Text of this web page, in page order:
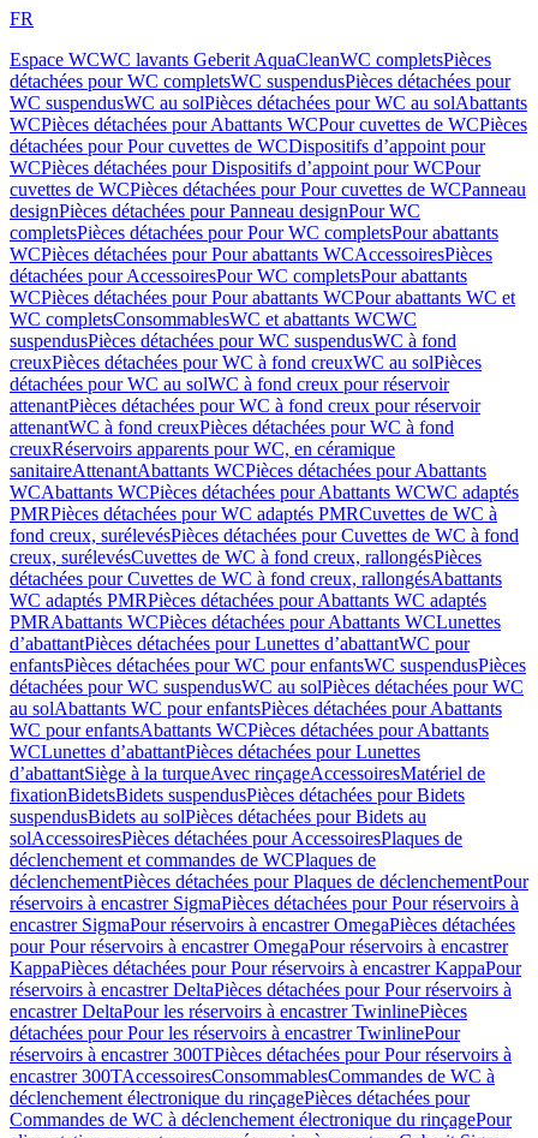
FR
Espace WCWC lavants Geberit AquaCleanWC completsPièces
détachées pour WC completsWC suspendusPièces détachées pour
WC suspendusWC au solPièces détachées pour WC au solAbattants
WCPièces détachées pour Abattants WCPour cuvettes de WCPièces
détachées pour Pour cuvettes de WCDispositifs d’appoint pour
WCPièces détachées pour Dispositifs d’appoint pour WCPour
cuvettes de WCPièces détachées pour Pour cuvettes de WCPanneau
designPièces détachées pour Panneau designPour WC
completsPièces détachées pour Pour WC completsPour abattants
WCPièces détachées pour Pour abattants WCAccessoiresPièces
détachées pour AccessoiresPour WC completsPour abattants
WCPièces détachées pour Pour abattants WCPour abattants WC et
WC completsConsommablesWC et abattants WCWC
suspendusPièces détachées pour WC suspendusWC à fond
creuxPièces détachées pour WC à fond creuxWC au solPièces
détachées pour WC au solWC à fond creux pour réservoir
attenantPièces détachées pour WC à fond creux pour réservoir
attenantWC à fond creuxPièces détachées pour WC à fond
creuxRéservoirs apparents pour WC, en céramique
sanitaireAttenantAbattants WCPièces détachées pour Abattants
WCAbattants WCPièces détachées pour Abattants WCWC adaptés
PMRPièces détachées pour WC adaptés PMRCuvettes de WC à
fond creux, surélevésPièces détachées pour Cuvettes de WC à fond
creux, surélevésCuvettes de WC à fond creux, rallongésPièces
détachées pour Cuvettes de WC à fond creux, rallongésAbattants
WC adaptés PMRPièces détachées pour Abattants WC adaptés
PMRAbattants WCPièces détachées pour Abattants WCLunettes
d’abattantPièces détachées pour Lunettes d’abattantWC pour
enfantsPièces détachées pour WC pour enfantsWC suspendusPièces
détachées pour WC suspendusWC au solPièces détachées pour WC
au solAbattants WC pour enfantsPièces détachées pour Abattants
WC pour enfantsAbattants WCPièces détachées pour Abattants
WCLunettes d’abattantPièces détachées pour Lunettes
d’abattantSiège à la turqueAvec rinçageAccessoiresMatériel de
fixationBidetsBidets suspendusPièces détachées pour Bidets
suspendusBidets au solPièces détachées pour Bidets au
solAccessoiresPièces détachées pour AccessoiresPlaques de
déclenchement et commandes de WCPlaques de
déclenchementPièces détachées pour Plaques de déclenchementPour
réservoirs à encastrer SigmaPièces détachées pour Pour réservoirs à
encastrer SigmaPour réservoirs à encastrer OmegaPièces détachées
pour Pour réservoirs à encastrer OmegaPour réservoirs à encastrer
KappaPièces détachées pour Pour réservoirs à encastrer KappaPour
réservoirs à encastrer DeltaPièces détachées pour Pour réservoirs à
encastrer DeltaPour les réservoirs à encastrer TwinlinePièces
détachées pour Pour les réservoirs à encastrer TwinlinePour
réservoirs à encastrer 300TPièces détachées pour Pour réservoirs à
encastrer 300TAccessoiresConsommablesCommandes de WC à
déclenchement électronique du rinçagePièces détachées pour
Commandes de WC à déclenchement électronique du rinçagePour